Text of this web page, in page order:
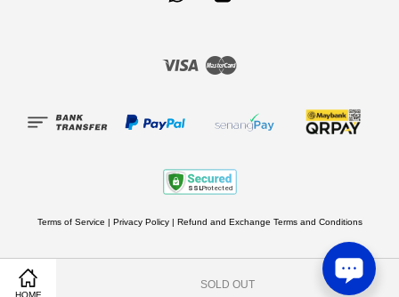
HOME
SOLD OUT
Visa
Terms of Service | Privacy Policy| Refund and Exchange Terms and Conditions
Share on Twitter